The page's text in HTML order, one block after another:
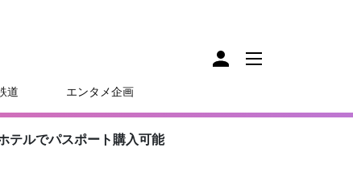
道 エンタメ企画
テルでパスポート購入可能